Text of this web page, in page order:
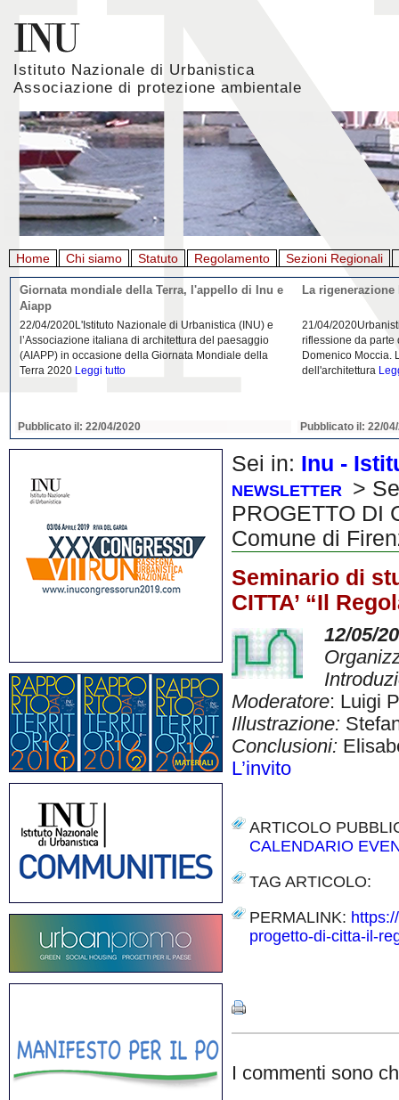
Istituto Nazionale di Urbanistica
Associazione di protezione ambientale
Home Chi siamo Statuto Regolamento Sezioni Regionali
Giornata mondiale della Terra, l'appello di Inu e
Aiapp
22/04/2020L'Istituto Nazionale di Urbanistica (INU) e
l’Associazione italiana di architettura del paesaggio
(AIAPP) in occasione della Giornata Mondiale della
Terra 2020 Leggi tutto
Pubblicato il: 22/04/2020
La
21/04/
riflessione da parte
Domenico Moccia.
dell'architettura
Pubblicato il: 22/
Sei in: Inu -
NEWSLETTER
>
PROGETTO DI
Comune di
Seminario di
CITTA’ “Il
12/05/
Moderatore: Luigi
Illustrazione:
Conclusioni:
L’invito
ARTICOLO
CALENDARIO
TAG ARTICOLO:
PERMALINK:
progetto-di-citta-il-
I commenti sono